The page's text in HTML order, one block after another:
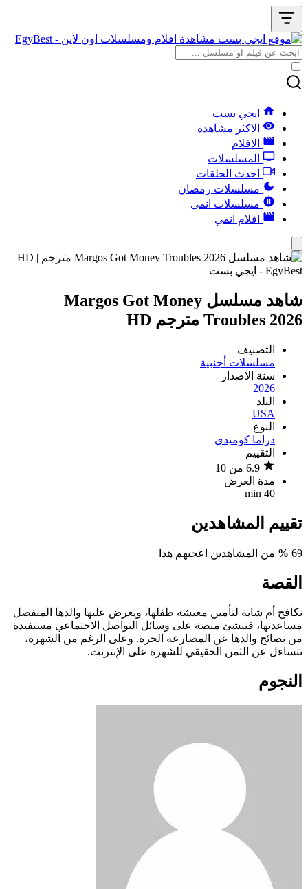
ايجي بست
الاكثر مشاهدة
الافلام
المسلسلات
احدث الحلقات
مسلسلات رمضان
مسلسلات انمي
افلام انمي
شاهد مسلسل Margos Got Money
Troubles 2026 مترجم HD
التصنيف
مسلسلات أجنبية
سنة الاصدار
2026
البلد
USA
النوع
دراما كوميدي
التقييم
مدة العرض
40 min
تقييم المشاهدين
69
% من المشاهدين اعجبهم هذا
القصة
تكافح أم شابة لتأمين معيشة طفلها، ويعرض عليها والدها المنفصل
مساعدتها، فتنشئ منصة على وسائل التواصل الاجتماعي مستفيدة
من نصائح والدها عن المصارعة الحرة. وعلى الرغم من الشهرة،
تتساءل عن الثمن الحقيقي للشهرة على الإنترنت.
النجوم